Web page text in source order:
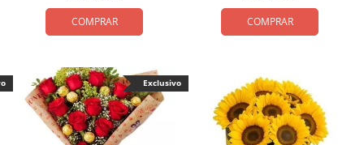
COMPRAR COMPRAR
Exclusivo